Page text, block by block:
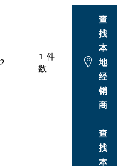
2
1 件
数
查
找
本
地
经
销
商
查
找
本